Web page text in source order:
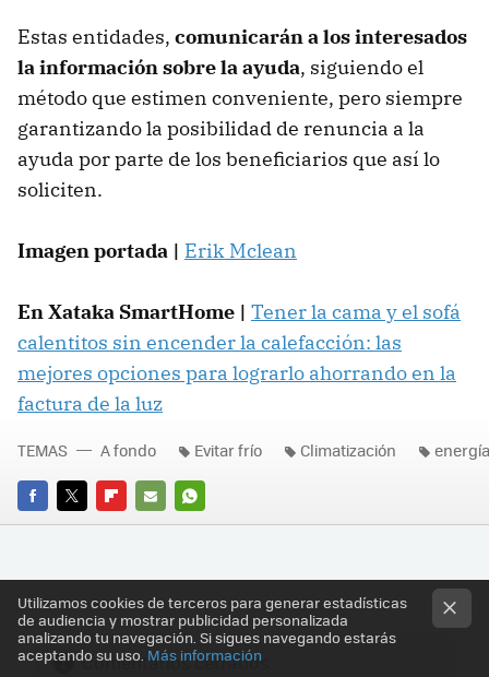
Estas entidades, comunicarán a los interesados
la información sobre la ayuda, siguiendo el
método que estimen conveniente, pero siempre
garantizando la posibilidad de renuncia a la
ayuda por parte de los beneficiarios que así lo
soliciten.
Imagen portada | Erik Mclean
En Xataka SmartHome | Tener la cama y el sofá
calentitos sin encender la calefacción: las
mejores opciones para lograrlo ahorrando en la
factura de la luz
FACEBOOK
TWITTERFLIPBOARD
E-
WHATSAPP
TEMAS A fondo Evitar frío Climatización energía
Comentarios cerrados
Utilizamos cookies de terceros para generar estadísticas
de audiencia y mostrar publicidad personalizada
analizando tu navegación. Si sigues navegando estarás
aceptando su uso. Más información